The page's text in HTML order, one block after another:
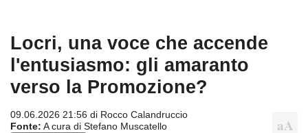
Locri, una voce che accende
l'entusiasmo: gli amaranto
verso la Promozione?
09.06.2026 21:56 di Rocco Calandruccio
Fonte: A cura di Stefano Muscatello